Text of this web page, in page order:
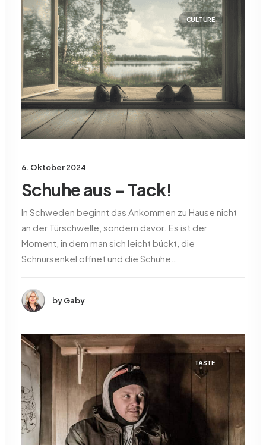
CULTURE
6. Oktober 2024
Schuhe aus – Tack!
In Schweden beginnt das Ankommen zu Hause nicht
an der Türschwelle, sondern davor. Es ist der
Moment, in dem man sich leicht bückt, die
Schnürsenkel öffnet und die Schuhe…
by Gaby
TASTE